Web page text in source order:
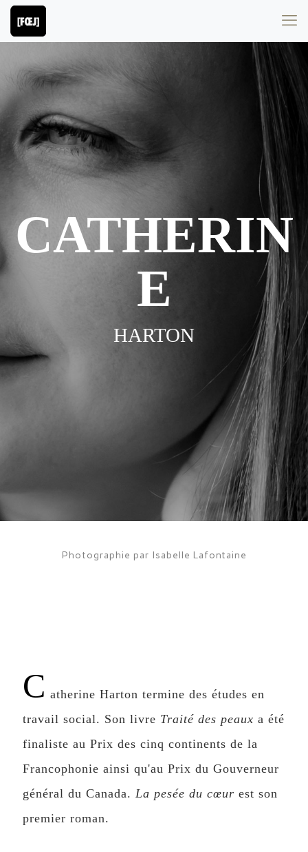
CATHERIN
E
HARTON
Photographie par Isabelle Lafontaine
C atherine Harton termine des études en
travail social. Son livre Traité des peaux a été
finaliste au Prix des cinq continents de la
Francophonie ainsi qu'au Prix du Gouverneur
général du Canada. La pesée du cœur est son
premier roman.